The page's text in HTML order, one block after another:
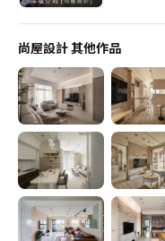
尚屋設計其他作品